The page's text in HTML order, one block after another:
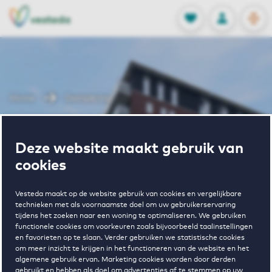
Deze website maakt gebruik van
cookies
Vesteda maakt op de website gebruik van cookies en vergelijkbare
technieken met als voornaamste doel om uw gebruikerservaring
tijdens het zoeken naar een woning te optimaliseren. We gebruiken
functionele cookies om voorkeuren zoals bijvoorbeeld taalinstellingen
en favorieten op te slaan. Verder gebruiken we statistische cookies
om meer inzicht te krijgen in het functioneren van de website en het
algemene gebruik ervan. Marketing cookies worden door derden
FAVORIETEN
Opgeslagen
INLOGGEN
NL
EN
Dampkring
Wonen in
Dampkring